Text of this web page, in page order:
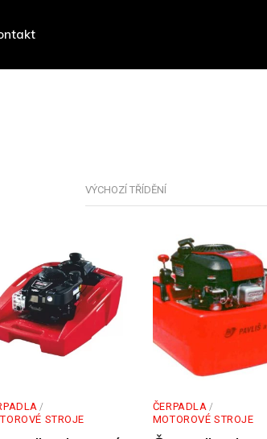
VÝCHOZÍ TŘÍDĚNÍ
STROJE
ČERPADLA
MOTOROVÉ STROJE